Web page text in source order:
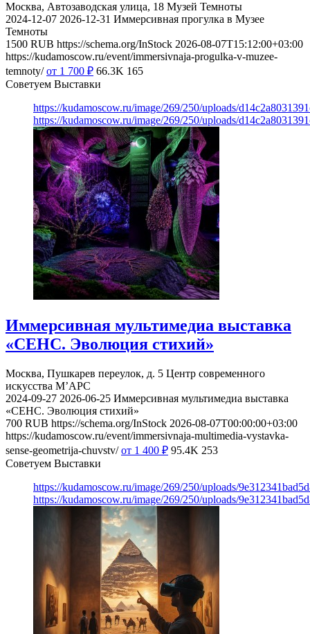
Москва, Автозаводская улица, 18 Музей Темноты
2024-12-07 2026-12-31 Иммерсивная прогулка в Музее
Темноты
1500 RUB https://schema.org/InStock 2026-08-07T15:12:00+03:00
https://kudamoscow.ru/event/immersivnaja-progulka-v-muzee-
temnoty/ от 1 700 ₽ 66.3K 165
Советуем Выставки
https://kudamoscow.ru/image/269/250/uploads/
https://kudamoscow.ru/image/269/250/uploads/
Иммерсивная мультимедиа выставка
«СЕНС. Эволюция стихий»
Москва, Пушкарев переулок, д. 5 Центр современного
искусства М’АРС
2024-09-27 2026-06-25 Иммерсивная мультимедиа выставка
«СЕНС. Эволюция стихий»
700 RUB https://schema.org/InStock 2026-08-07T00:00:00+03:00
https://kudamoscow.ru/event/immersivnaja-multimedia-vystavka-
sense-geometrija-chuvstv/ от 1 400 ₽ 95.4K 253
Советуем Выставки
https://kudamoscow.ru/image/269/250/uploads/
https://kudamoscow.ru/image/269/250/uploads/